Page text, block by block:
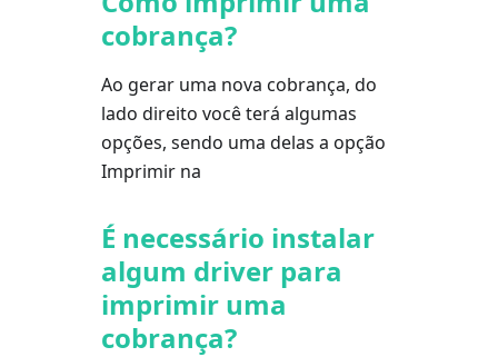
cobrança?
Ao gerar uma nova cobrança, do
lado direito você terá algumas
opções, sendo uma delas a opção
Imprimir na
É necessário instalar
algum driver para
imprimir uma
cobrança?